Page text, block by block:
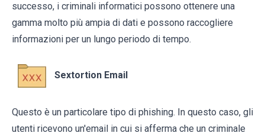
successo, i criminali informatici possono ottenere una
gamma molto più ampia di dati e possono raccogliere
informazioni per un lungo periodo di tempo.
Sextortion Email
Questo è un particolare tipo di phishing. In questo caso, gli
utenti ricevono un'email in cui si afferma che un criminale